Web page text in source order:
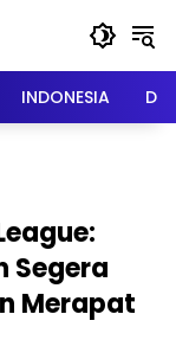
INDONESIA
Segera
Merapat